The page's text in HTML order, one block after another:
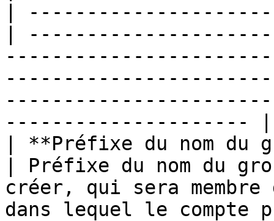
|
|
--------------------- |
| **Préfixe du nom du
| Préfixe du nom du
créer, qui sera
dans lequel le compte